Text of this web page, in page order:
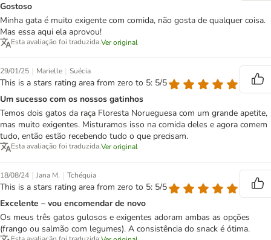
Gostoso
Minha gata é muito exigente com comida, não gosta de qualquer coisa.
Mas essa aqui ela aprovou!
Esta avaliação foi traduzida.Ver original
29/01/25 | Marielle | Suécia
This is a stars rating area from zero to 5: 5/5
Um sucesso com os nossos gatinhos
Temos dois gatos da raça Floresta Norueguesa com um grande apetite,
mas muito exigentes. Misturamos isso na comida deles e agora comem
tudo, então estão recebendo tudo o que precisam.
Esta avaliação foi traduzida.Ver original
18/08/24 | Jana M. | Tchéquia
This is a stars rating area from zero to 5: 5/5
Excelente – vou encomendar de novo
Os meus três gatos gulosos e exigentes adoram ambas as opções
(frango ou salmão com legumes). A consistência do snack é ótima.